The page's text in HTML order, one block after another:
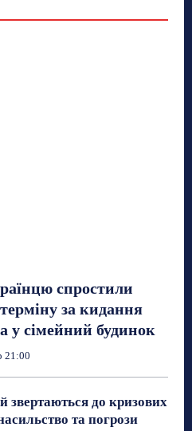
спростили
за кидання
у сімейний будинок
21:00
звертаються до кризових
та погрози